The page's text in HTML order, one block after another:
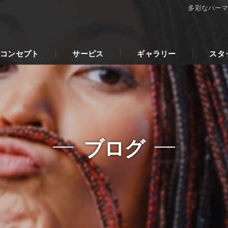
多彩なパー
コンセプト サービス ギャラリー スタ
ブログ